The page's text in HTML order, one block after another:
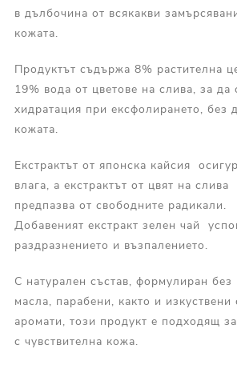
в дълбочина от всякакви
кожата.
Продуктът съдържа 8% растителна
19% вода от цветове на слива, за да
хидратация при ексфолирането, без
кожата.
Екстрактът от японска кайсия
влага, а екстрактът от цвят на
предпазва от свободните радикали.
Добавеният екстракт зелен чай
раздразнението и възпалението.
С натурален състав, формулиран без
масла, парабени, както и изкуствени
аромати, този продукт е подходящ
с чувствителна кожа.